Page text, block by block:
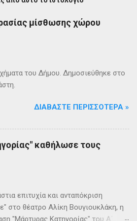
μίσθωσης χώρου
του Δήμου. Δημοσιεύθηκε στο
ΔΙΑΒΆΣΤΕ ΠΕΡΙΣΣΌΤΕΡΑ »
καθήλωσε τους
επιτυχία και ανταπόκριση
στο θέατρο Αλίκη Βουγιουκλάκη, η
"Μάρτυρας Κατηγορίας" του Α΄